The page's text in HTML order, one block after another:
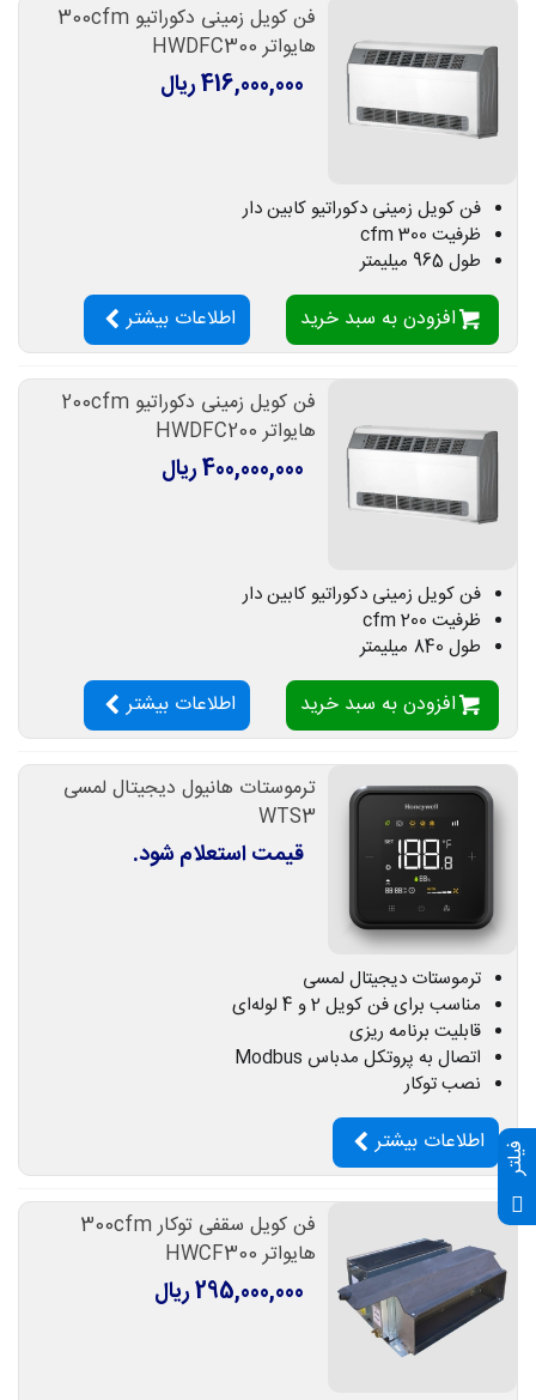
فن کویل زمینی دکوراتیو 300cfm
هایواتر HWDFC300
416,000,000 ریال
فن کویل زمینی دکوراتیو کابین دار
ظرفیت 300 cfm
طول 965 میلیمتر
افزودن به سبد خرید اطلاعات بیشتر
فن کویل زمینی دکوراتیو 200cfm
هایواتر HWDFC200
400,000,000 ریال
فن کویل زمینی دکوراتیو کابین دار
ظرفیت 200 cfm
طول 840 میلیمتر
افزودن به سبد خرید اطلاعات بیشتر
ترموستات هانیول دیجیتال لمسی
WTS3
قیمت استعلام شود.
ترموستات دیجیتال لمسی
مناسب برای فن کویل 2 و 4 لوله‌ای
قابلیت برنامه ریزی
اتصال به پروتکل مدباس Modbus
نصب توکار
اطلاعات بیشتر
فن کویل سقفی توکار 300cfm
هایواتر HWCF300
295,000,000 ریال
فیلتر